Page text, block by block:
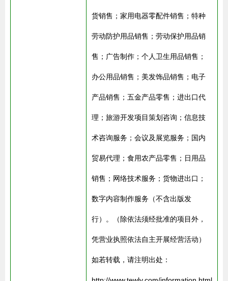
货销售；家用电器零配件销售；特种
劳动防护用品销售；劳动保护用品销
售；广告制作；个人卫生用品销售；
办公用品销售；美发饰品销售；电子
产品销售；五金产品零售；进出口代
理；旅游开发项目策划咨询；信息技
术咨询服务；会议及展览服务；国内
贸易代理；食用农产品零售；日用品
销售；网络技术服务；货物进出口；
数字内容制作服务（不含出版发
行）。（除依法须经批准的项目外，
凭营业执照依法自主开展经营活动）
如若转载，请注明出处：